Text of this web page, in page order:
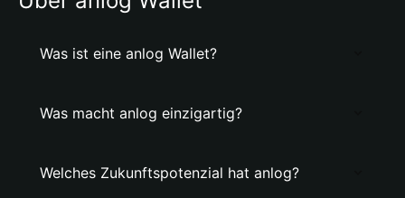
Was ist eine anlog Wallet?
Was macht anlog einzigartig?
Welches Zukunftspotenzial hat anlog?